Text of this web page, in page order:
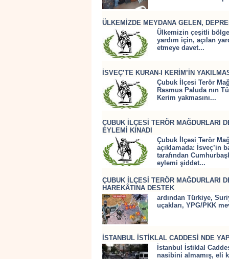
ÜLKEMİZDE MEYDANA GELEN,
Ülkemizin çeşitli
yardım için, açılan
etmeye davet...
İSVEÇ’TE KURAN-I KERİM’İN
Çubuk İlçesi Terör
Rasmus Paluda nın
Kerim yakmasını...
ÇUBUK İLÇESİ TERÖR MAĞDURLARI
EYLEMİ KINADI
Çubuk İlçesi Terör
açıklamada: İsveç’in
tarafından
eylemi şiddet...
ÇUBUK İLÇESİ TERÖR MAĞDURLARI
HAREKÂTINA DESTEK
ardından Türkiye,
uçakları, YPG/PKK
İSTANBUL İSTİKLAL CADDESİ NDE
İstanbul İstiklal
nasibini almamış, eli